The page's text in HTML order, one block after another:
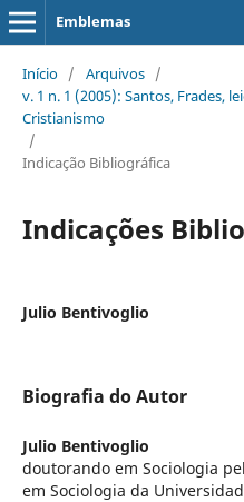
Emblemas
Início / Arquivos /
v. 1 n. 1 (2005): Santos, Frades,
Cristianismo
/
Indicação Bibliográfica
Indicações
Julio Bentivoglio
Biografia do Autor
Julio Bentivoglio
doutorando em Sociologia
em Sociologia da